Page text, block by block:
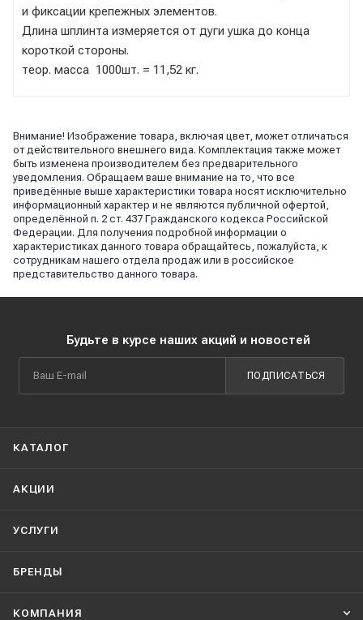
и фиксации крепежных элементов.
Длина шплинта измеряется от дуги ушка до конца
короткой стороны.
теор. масса 1000шт. = 11,52 кг.
Внимание! Изображение товара, включая цвет, может отличаться
от действительного внешнего вида. Комплектация также может
быть изменена производителем без предварительного
уведомления. Обращаем ваше внимание на то, что все
приведённые выше характеристики товара носят исключительно
информационный характер и не являются публичной офертой,
определённой п. 2 ст. 437 Гражданского кодекса Российской
Федерации. Для получения подробной информации о
характеристиках данного товара обращайтесь, пожалуйста, к
сотрудникам нашего отдела продаж или в российское
представительство данного товара.
Будьте в курсе наших акций и новостей
ПОДПИСАТЬСЯ
КАТАЛОГ
АКЦИИ
УСЛУГИ
БРЕНДЫ
КОМПАНИЯ